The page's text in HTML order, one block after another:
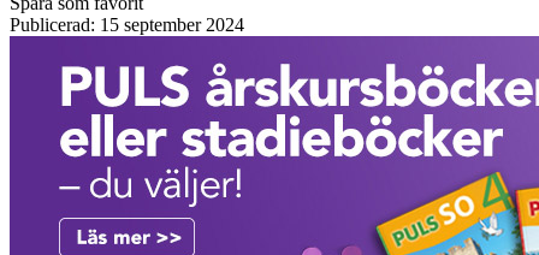
Publicerad: 15 september 2024